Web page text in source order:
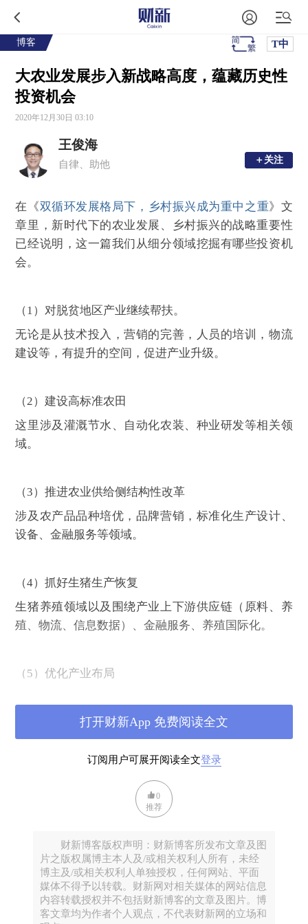
博客 T中
大农业发展步入新战略高度，蕴藏历史性
投资机会
2020年12月30日 03:10
王俊海
自律、助他 ＋关注
＋关注
在《双循环发展格局下，乡村振兴成为重中之重》文
章里，新时代下的农业发展、乡村振兴的战略重要性
已经说明，这一篇我们从细分领域挖掘有哪些投资机
会。
（1 ）对脱贫地区产业继续帮扶。
无论是从技术投入，营销的完善，人员的培训，物流
建设等，有提升的空间，促进产业升级。
（2）建设高标准农田
这里涉及灌溉节水、自动化农装、种业研发等相关领
域。
（3）推进农业供给侧结构性改革
涉及农产品品种培优，品牌营销，标准化生产设计、
设备、金融服务等领域。
（4）抓好生猪生产恢复
生猪养殖领域以及围绕产业上下游供应链（原料、养
殖、物流、信息数据）、金融服务、养殖国际化。
（ 5 ）优化产业布局
、基础零配件、智慧农业管
理、排污设计、乡村特色民宿、酒店等。
人口市民化
这里面涉及到集体土地建设、房屋租赁等相关领域，
这些年住房问题还有改进的空间，这些领域到底值不
值得投资，敬请关注近期的 《财新智库：租赁住房专
订阅用户可展开阅读全文登录
打开财新App 免费阅读全文
0
推荐
财新博客版权声明：财新博客所发布文章及图
片之版权属博主本人及/或相关权利人所有，未经
博主及/或相关权利人单独授权，任何网站、平面
媒体不得予以转载。财新网对相关媒体的网站信息
内容转载授权并不包括财新博客的文章及图片。博
客文章均为作者个人观点，不代表财新网的立场和